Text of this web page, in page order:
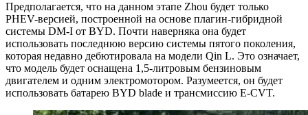
Предполагается, что на данном этапе Zhou будет только
PHEV-версией, построенной на основе плагин-гибридной
системы DM-I от BYD. Почти наверняка она будет
использовать последнюю версию системы пятого поколения,
которая недавно дебютировала на модели Qin L. Это означает,
что модель будет оснащена 1,5-литровым бензиновым
двигателем и одним электромотором. Разумеется, он будет
использовать батарею BYD blade и трансмиссию E-CVT.